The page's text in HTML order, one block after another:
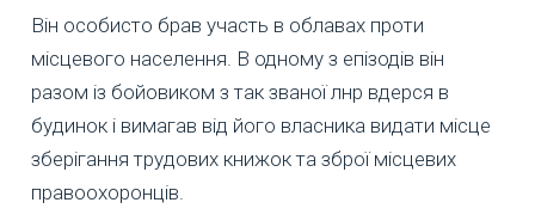
Він особисто брав участь в облавах проти
місцевого населення. В одному з епізодів він
разом із бойовиком з так званої лнр вдерся в
будинок і вимагав від його власника видати місце
зберігання трудових книжок та зброї місцевих
правоохоронців.